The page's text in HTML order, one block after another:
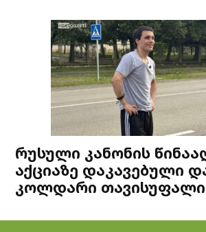
რუსული კანონის
აქციაზე დაკავებული
კოლდარი